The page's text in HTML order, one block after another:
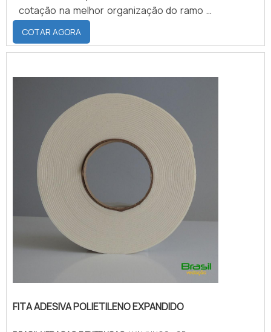
cotação na melhor organização do ramo e
descobrindo a maior referência de
qualidade da área de atuação.MAIS SOBRE
FITA DE ESPUMA PARA VEDAÇÃOQuem
encontrar o site da Brasil Vedação. É
possível encontrar borrachas fabri...
COTAR AGORA
FITA ADESIVA POLIETILENO EXPANDIDO